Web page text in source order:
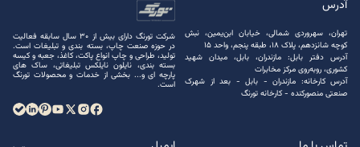
آدرس
تهران، سهروردی شمالی، خیابان ابن‌یمین، نبش
کوچه شانزدهم، پلاک ۱۸، طبقه پنجم، واحد ۱۵
آدرس دفتر بابل: مازندران، بابل، میدان شهید
کشوری، روبه‌روی مرکز مخابرات
آدرس کارخانه: مازندران - بابل - بعد از شهرک
صنعتی منصور‌کنده - کارخانه تورنگ
شرکت تورنگ دارای بیش از 30 سال سابقه فعالیت
در حوزه صنعت چاپ، بسته ‌بندی و تبلیغات است.
تولید، طراحی و چاپ انواع پاکت، کاغذ، جعبه و کیسه
بسته ‌بندی، نایلون نایلکس تبلیغاتی، ساک های
پارچه ‌ای و... بخشی از خدمات و محصولات تورنگ
است.